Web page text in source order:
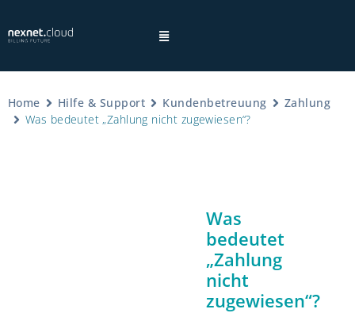
Home Hilfe & Support Kundenbetreuung
Zahlung
Was bedeutet „Zahlung nicht zugewiesen“?
Was
bedeutet
„Zahlung
nicht
zugewiesen“?
Datenschutzhinweisen